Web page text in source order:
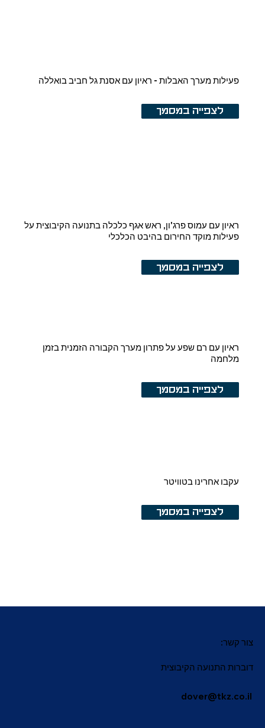
פעילות מערך האבלות - ראיון עם אסנת גל חביב בואללה
לצפייה במסמך
ראיון עם עמוס פרג'ון, ראש אגף כלכלה בתנועה הקיבוצית על
פעילות מוקד החירום בהיבט הכלכלי
לצפייה במסמך
ראיון עם רם שפע על פתרון מערך הקבורה הזמנית בזמן
מלחמה
לצפייה במסמך
עקבו אחרינו בטוויטר
לצפייה במסמך
דוברות התנועה הקיבוצית
dover@tkz.co.il
צור קשר: